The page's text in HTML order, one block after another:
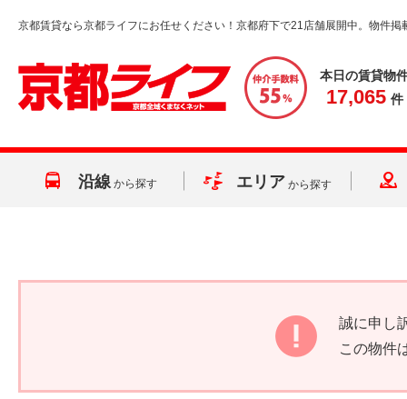
京都賃貸なら京都ライフにお任せください！京都府下で21店舗展開中。物件掲
本日の賃貸物
17,065 件
沿線 から探す エリア から探す
誠に申し
この物件